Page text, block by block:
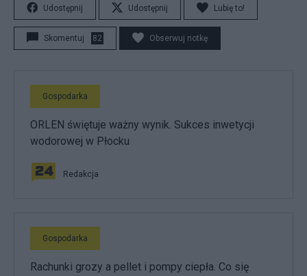
Udostępnij Udostępnij Lubię to!
Skomentuj 82 Obserwuj notkę
Gospodarka
ORLEN świętuje ważny wynik. Sukces inwetycji
wodorowej w Płocku
Redakcja
Gospodarka
Rachunki grozy a pellet i pompy ciepła. Co się